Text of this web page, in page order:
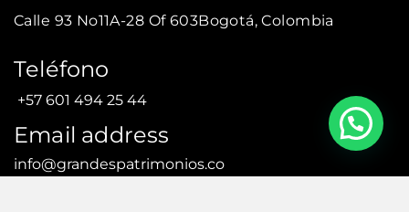
Calle 93 No11A-28 Of 603Bogotá, Colombia
Teléfono
+57 601 494 25 44
Email address
info@grandespatrimonios.co